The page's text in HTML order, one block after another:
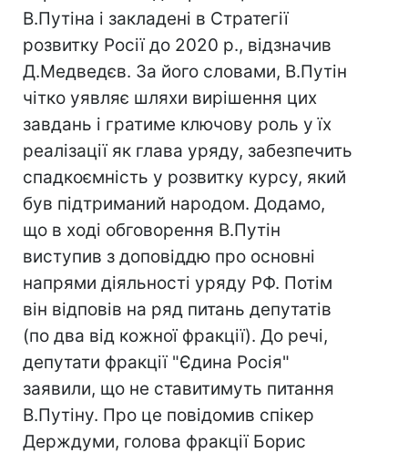
В.Путіна і закладені в Стратегії
розвитку Росії до 2020 р., відзначив
Д.Медведєв. За його словами, В.Путін
чітко уявляє шляхи вирішення цих
завдань і гратиме ключову роль у їх
реалізації як глава уряду, забезпечить
спадкоємність у розвитку курсу, який
був підтриманий народом. Додамо,
що в ході обговорення В.Путін
виступив з доповіддю про основні
напрями діяльності уряду РФ. Потім
він відповів на ряд питань депутатів
(по два від кожної фракції). До речі,
депутати фракції "Єдина Росія"
заявили, що не ставитимуть питання
В.Путіну. Про це повідомив спікер
Держдуми, голова фракції Борис